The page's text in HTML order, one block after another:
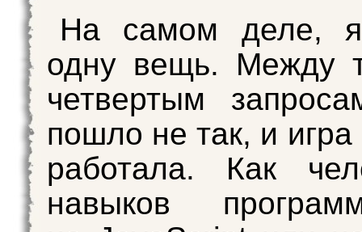
На самом деле, я
одну вещь. Между
четвертым
пошло не так, и игра
работала. Как
навыков